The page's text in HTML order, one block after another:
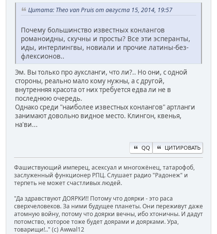
Цитата: Theo van Pruis от августа 15, 2014, 19:57
Почему большинство известных конлангов
романоидны, скучны и просты? Все эти эсперанты,
иды, интерлингвы, новиали и прочие латины-без-
флексионов..
Эм. Вы только про ауксланги, что ли?.. Но они, с одной
стороны, реально мало кому нужны, а с другой,
внутренняя красота от них требуется едва ли не в
последнюю очередь.
Однако среди "наиболее известных конлангов" артланги
занимают довольно видное место. Клингон, квенья,
на'ви...
QQ ЦИТИРОВАТЬ
Фашиствующий имперец, асексуал и многожёнец, татарофоб,
заслуженный функционер РПЦ. Слушает радио "Радонеж" и
терпеть не может счастливых людей.
"Да здравствуют ДОЯРКИ!! Потому что доярки - это раса
сверхчеловеков. За ними будущее планеты. Они переживут даже
атомную войну, потому что доярки вечны, ибо хтоничны. И дадут
потомство, которое тоже будет доярами и доярками. Ура,
товарищи!.." (c) Awwal12